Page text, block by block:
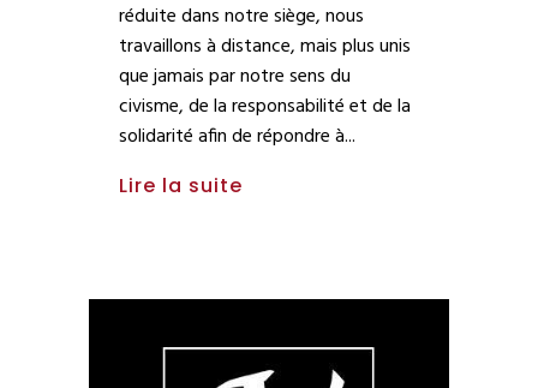
réduite dans notre siège, nous
travaillons à distance, mais plus unis
que jamais par notre sens du
civisme, de la responsabilité et de la
solidarité afin de répondre à
Lire la suite